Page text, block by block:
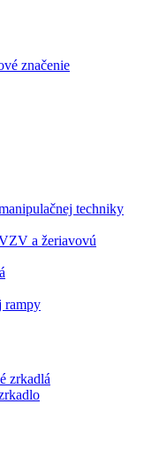
značenie
techniky
a žeriavovú
rampy
zrkadlá